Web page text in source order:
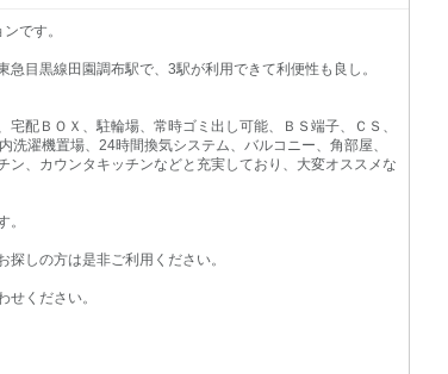
です。
目黒線田園調布駅で、3駅が利用できて利便性も良し。
配ＢＯＸ、駐輪場、常時ゴミ出し可能、ＢＳ端子、ＣＳ、
濯機置場、24時間換気システム、バルコニー、角部屋、
ン、カウンタキッチンなどと充実しており、大変オススメな
。
しの方は是非ご利用ください。
ください。